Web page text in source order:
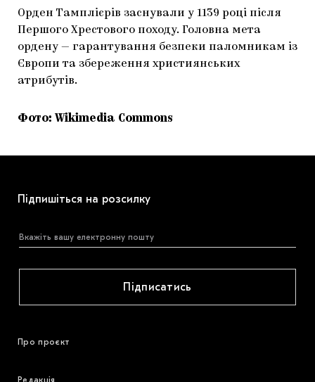
Орден Тамплієрів заснували у 1139 році після
Першого Хрестового походу. Головна мета
ордену — гарантування безпеки паломникам із
Європи та збереження християнських
атрибутів.
Фото: Wikimedia Commons
Підпишіться на розсилку
Підписатись
Про проєкт
Редакція